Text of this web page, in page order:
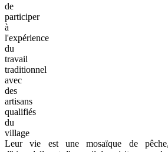
de
participer
à
l'expérience
du
travail
traditionnel
avec
des
artisans
qualifiés
du
village
Leur vie est une mosaïque de